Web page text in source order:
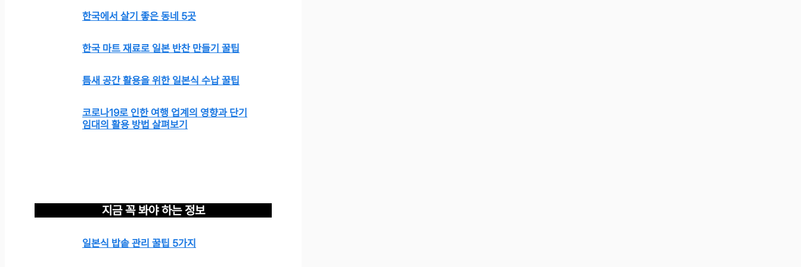
한국에서 살기 좋은 동네 5곳
한국 마트 재료로 일본 반찬 만들기 꿀팁
틈새 공간 활용을 위한 일본식 수납 꿀팁
코로나19로 인한 여행 업계의 영향과 단기
임대의 활용 방법 살펴보기
지금 꼭 봐야 하는 정보
일본식 밥솥 관리 꿀팁 5가지